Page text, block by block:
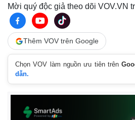
Mời quý độc giả theo dõi VOV.VN
Thêm VOV trên Google
Chọn VOV làm nguồn ưu tiên trên
dẫn.